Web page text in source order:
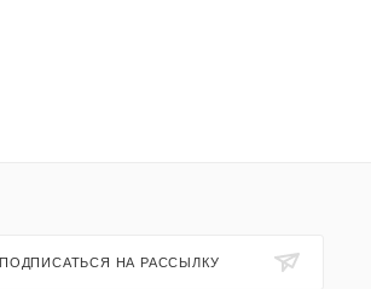
ПОДПИСАТЬСЯ НА РАССЫЛКУ